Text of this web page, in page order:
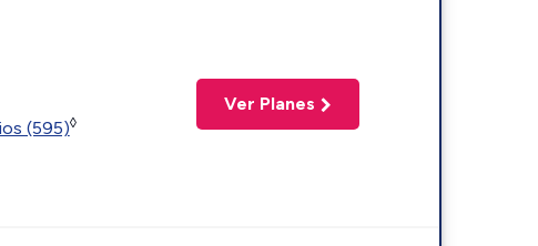
(595)◊
Ver Planes